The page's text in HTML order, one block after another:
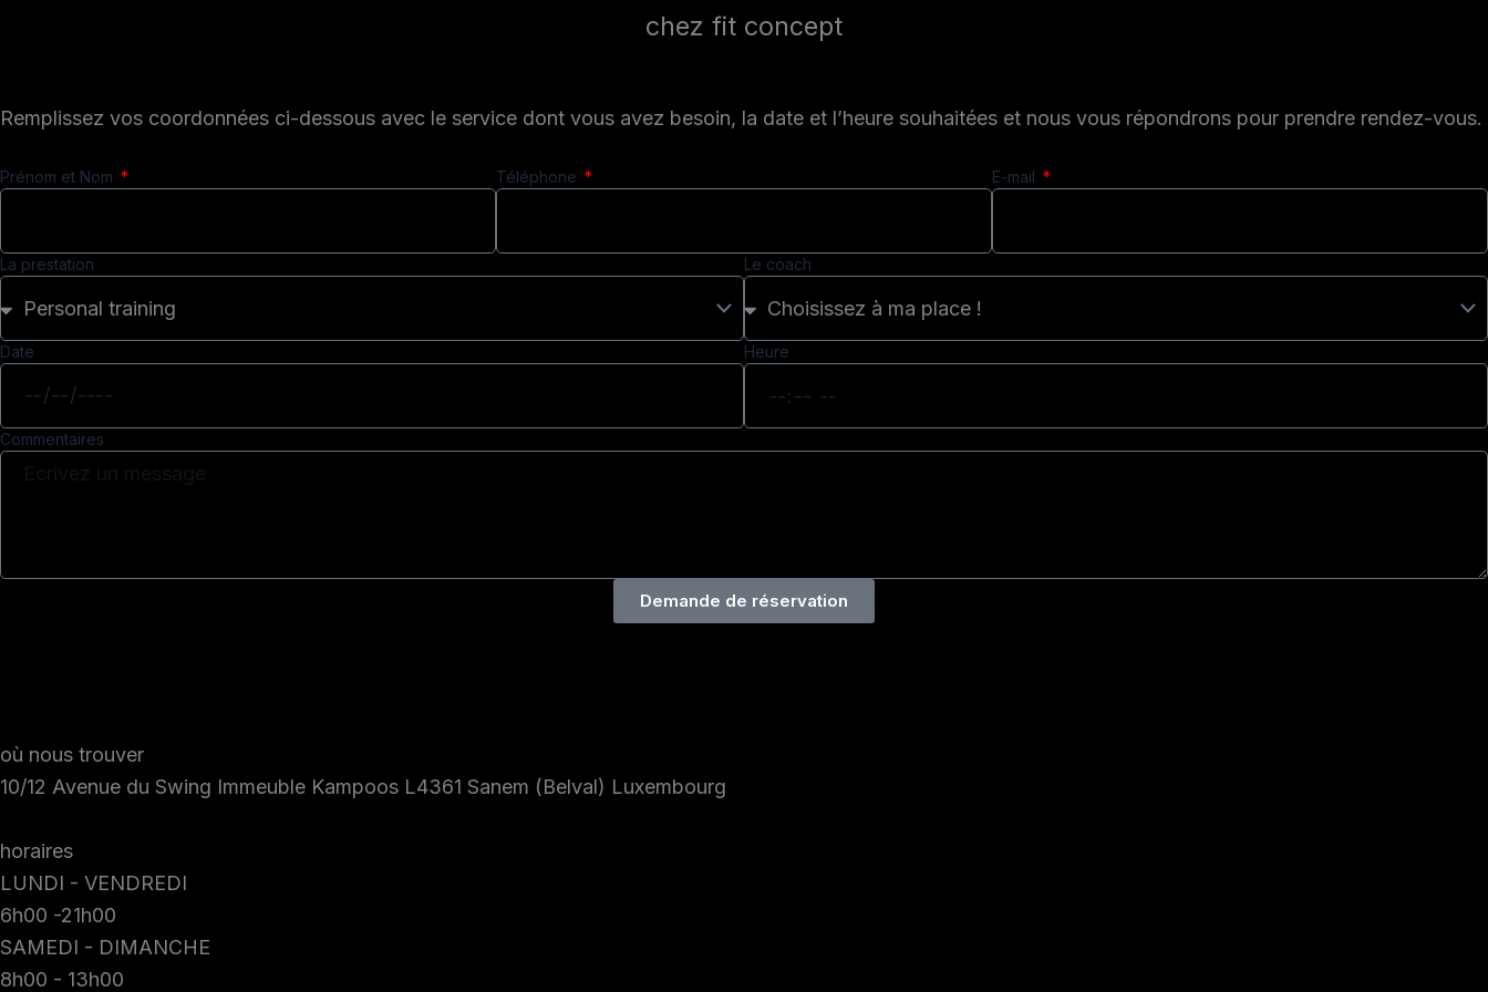
chez fit concept
Remplissez vos coordonnées ci-dessous avec le service dont vous avez besoin, la date et l’heure souhaitées et nous vous répondrons pour prendre rendez-vous.
Prénom et Nom Téléphone E-mail
La prestation Le coach
Date Heure
Commentaires
Demande de réservation
où nous trouver
10/12 Avenue du Swing Immeuble Kampoos L4361 Sanem (Belval) Luxembourg
horaires
LUNDI - VENDREDI
6h00 -21h00
SAMEDI - DIMANCHE
8h00 - 13h00